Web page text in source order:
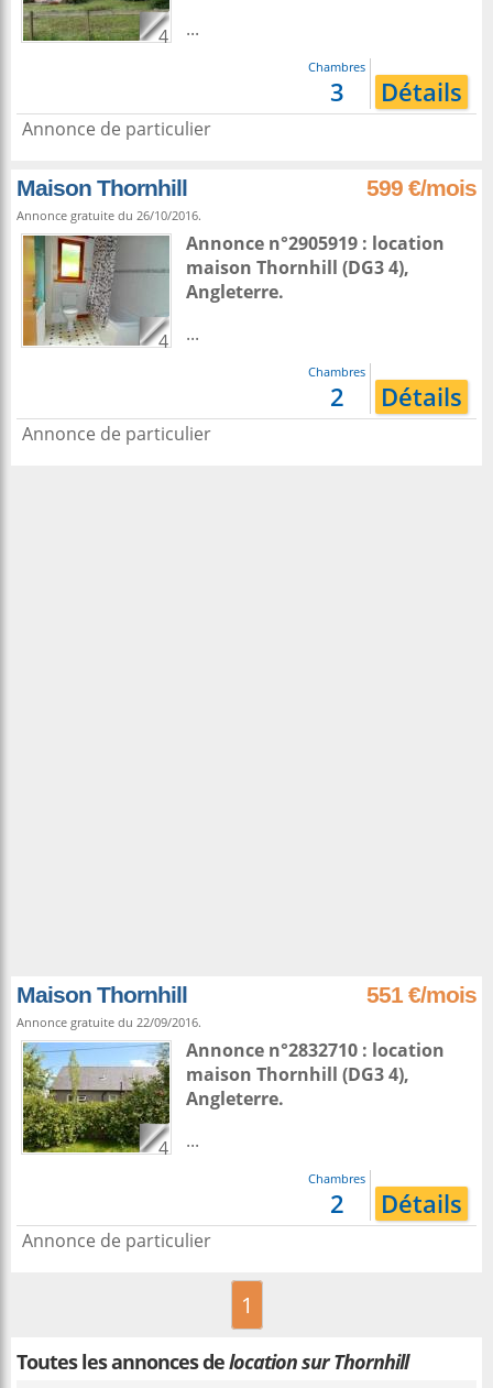
4
...
Chambres
3 Détails
Annonce de particulier
Maison Thornhill 599 €/mois
Annonce gratuite du 26/10/2016.
4
Annonce n°2905919 : location
maison Thornhill (DG3 4),
Angleterre.
...
Chambres
2 Détails
Annonce de particulier
Maison Thornhill 551 €/mois
Annonce gratuite du 22/09/2016.
4
Annonce n°2832710 : location
maison Thornhill (DG3 4),
Angleterre.
...
Chambres
2 Détails
Annonce de particulier
1
Toutes les annonces delocation sur Thornhill